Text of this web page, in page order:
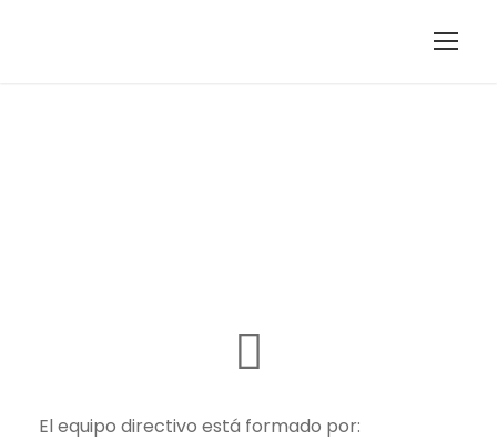
El equipo directivo está formado por: